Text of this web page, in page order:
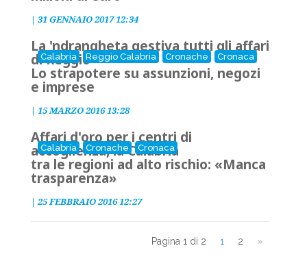
| 31 GENNAIO 2017 12:34
Calabria Reggio Calabria Cronache Cronaca
La 'ndrangheta gestiva tutti gli affari
di Reggio
Lo strapotere su assunzioni, negozi
e imprese
| 15 MARZO 2016 13:28
Calabria Cronache Cronaca
Affari d'oro per i centri di
accoglienza, la Calabria
tra le regioni ad alto rischio: «Manca
trasparenza»
| 25 FEBBRAIO 2016 12:27
Pagina 1 di 2 1 2 »